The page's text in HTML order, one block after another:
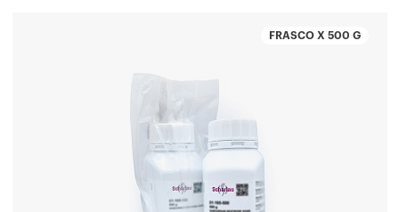
FRASCO X 500 G